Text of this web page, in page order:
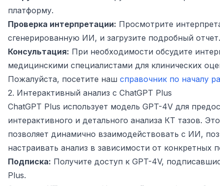
платформу.
Проверка интерпретации: Просмотрите
сгенерированную ИИ, и загрузите подробный отчет.
Консультация: При необходимости обсудите
медицинскими специалистами для клинических
Пожалуйста, посетите наш справочник по началу
2. Интерактивный анализ с ChatGPT Plus
ChatGPT Plus использует модель GPT-4V для
интерактивного и детального анализа КТ тазов.
позволяет динамично взаимодействовать с ИИ,
настраивать анализ в зависимости от конкретных
Подписка: Получите доступ к GPT-4V,
Plus.